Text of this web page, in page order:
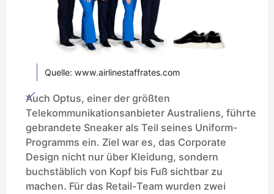
Quelle: www.airlinestaffrates.com
Auch Optus, einer der größten
Telekommunikationsanbieter Australiens, führte
gebrandete Sneaker als Teil seines Uniform-
Programms ein. Ziel war es, das Corporate
Design nicht nur über Kleidung, sondern
buchstäblich von Kopf bis Fuß sichtbar zu
machen. Für das Retail-Team wurden zwei